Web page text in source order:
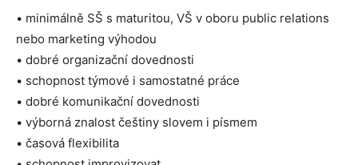
• minimálně SŠ s maturitou, VŠ v oboru public relations
nebo marketing výhodou
• dobré organizační dovednosti
• schopnost týmové i samostatné práce
• dobré komunikační dovednosti
• výborná znalost češtiny slovem i písmem
• časová flexibilita